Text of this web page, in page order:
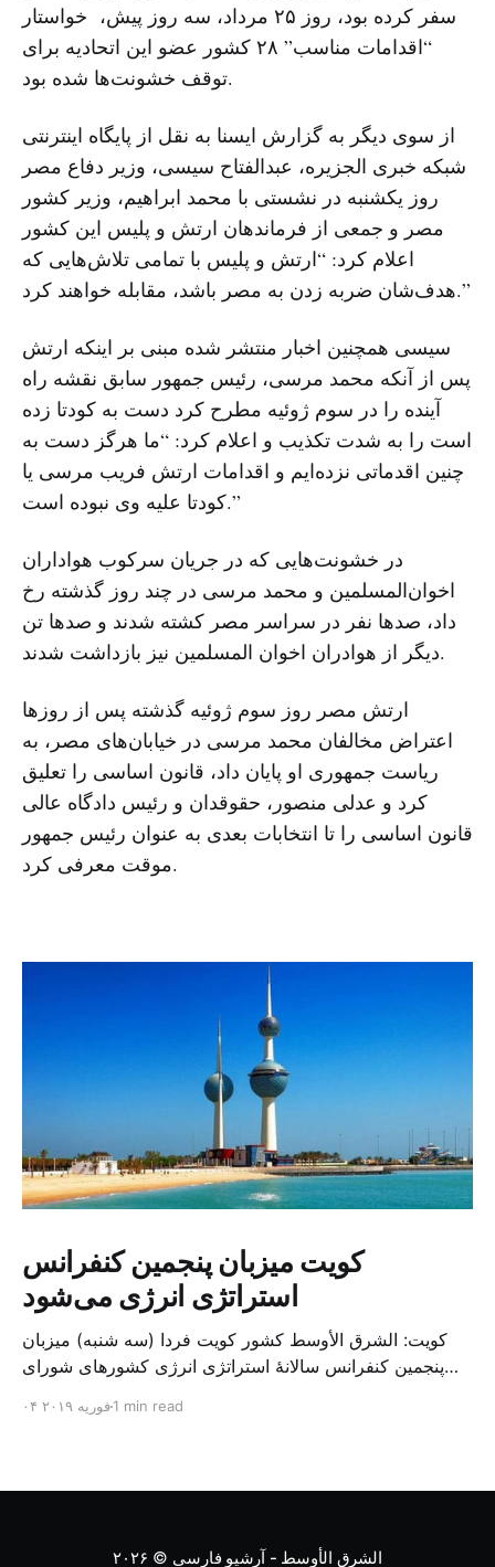
سفر کرده بود، روز ۲۵ مرداد، سه روز پیش، خواستار
“اقدامات مناسب” ۲۸ کشور عضو این اتحادیه برای
توقف خشونت‌ها شده بود.
از سوی دیگر به گزارش ایسنا به نقل از پایگاه اینترنتی
شبکه خبری الجزیره، عبدالفتاح سیسی، وزیر دفاع مصر
روز یکشنبه در نشستی با محمد ابراهیم، وزیر کشور
مصر و جمعی از فرماندهان ارتش و پلیس این کشور
اعلام کرد: “ارتش و پلیس با تمامی تلاش‌هایی که
هدف‌شان ضربه زدن به مصر باشد، مقابله خواهند کرد.”
سیسی همچنین اخبار منتشر شده مبنی بر اینکه ارتش
پس از آنکه محمد مرسی، رئیس جمهور سابق نقشه راه
آینده را در سوم ژوئیه مطرح کرد دست به کودتا زده
است را به شدت تکذیب و اعلام کرد: “ما هرگز دست به
چنین اقدماتی نزده‌ایم و اقدامات ارتش فریب مرسی یا
کودتا علیه وی نبوده است.”
در خشونت‌هایی که در جریان سرکوب هواداران
اخوان‌المسلمین و محمد مرسی در چند روز گذشته رخ
داد، صدها نفر در سراسر مصر کشته شدند و صدها تن
دیگر از هوادران اخوان المسلمین نیز بازداشت شدند.
ارتش مصر روز سوم ژوئیه گذشته پس از روزها
اعتراض مخالفان محمد مرسی در خیابان‌های مصر، به
ریاست جمهوری او پایان داد، قانون اساسی را تعلیق
کرد و عدلی منصور، حقوقدان و رئیس دادگاه عالی
قانون اساسی را تا انتخابات بعدی به عنوان رئیس جمهور
موقت معرفی کرد.
کویت میزبان پنجمین کنفرانس
استراتژی انرژی می‌شود
کویت: الشرق الأوسط کشور کویت فردا (سه شنبه) میزبان
پنجمین کنفرانس سالانهٔ استراتژی انرژی کشورهای شورای
متخصص از شرکت‌های جهانی نفت و گاز در این کنفرانس
۰۴ فوریه ۲۰۱۹1 min read
الشرق الأوسط - آرشیو فارسی © ۲۰۲۶